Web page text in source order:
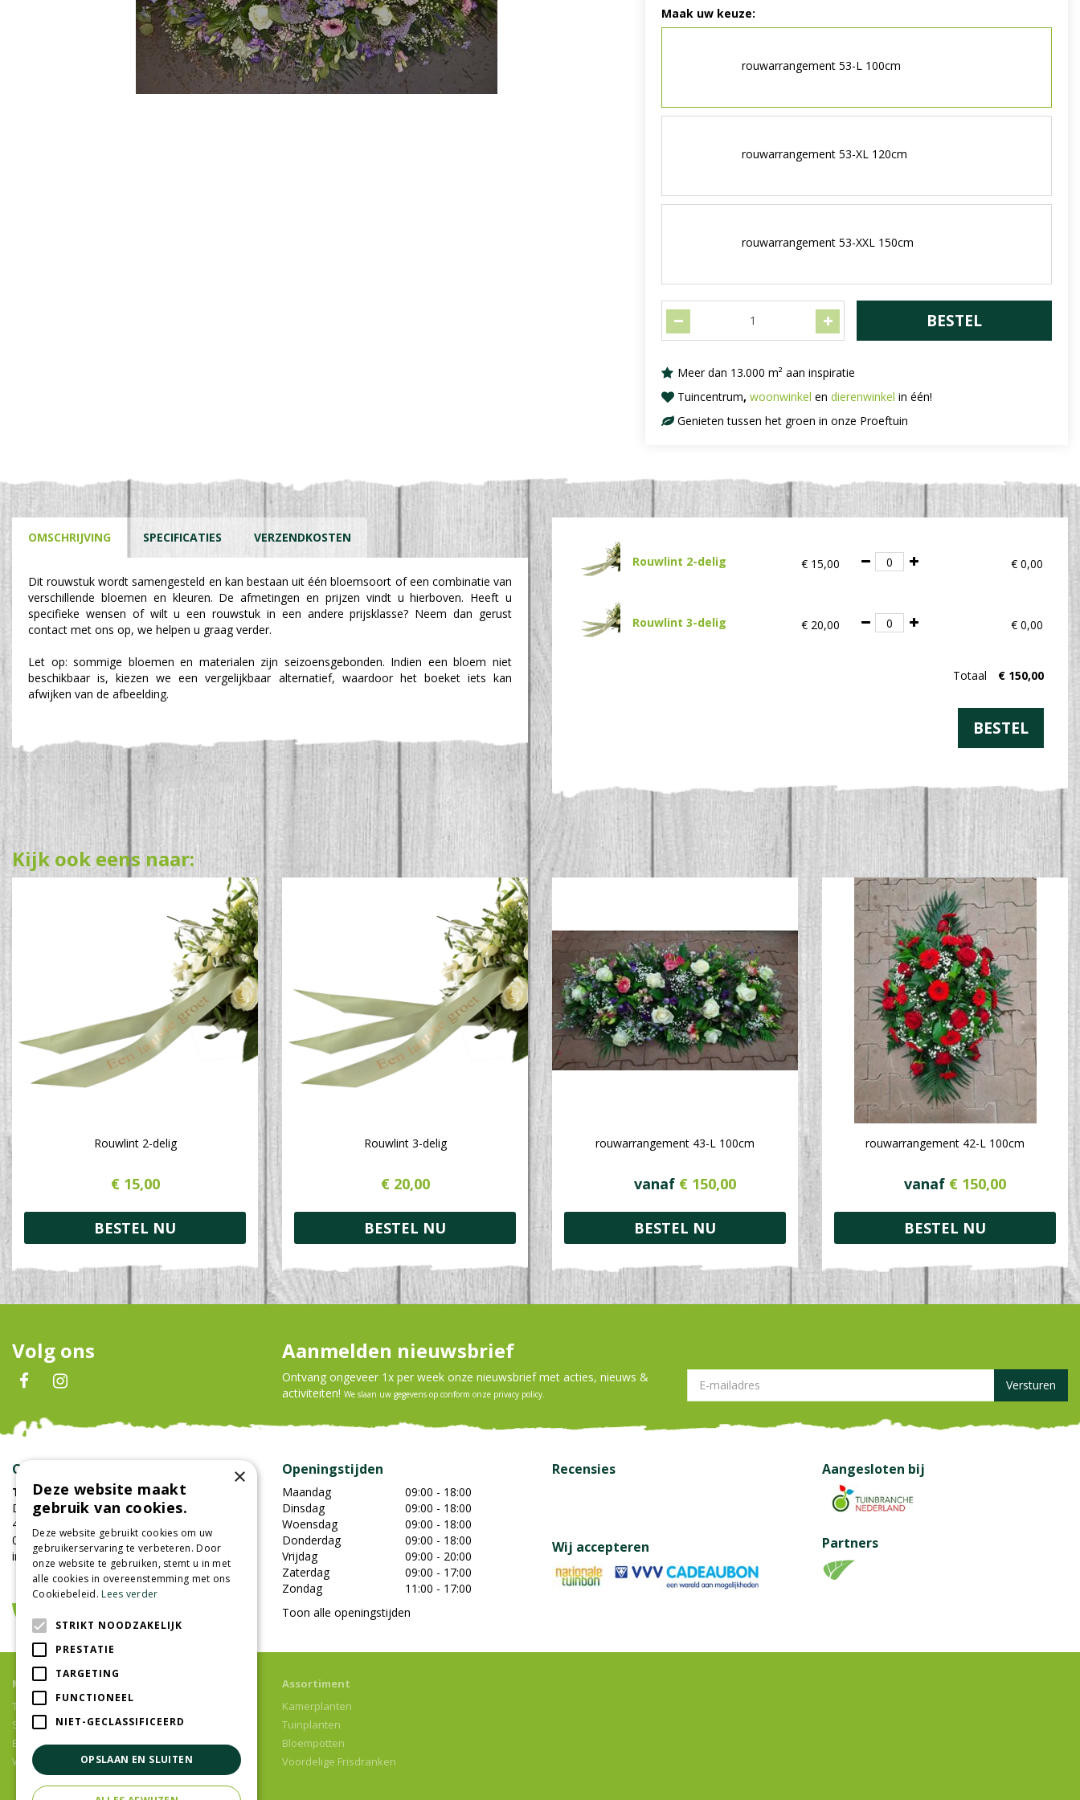
Maak uw keuze:
rouwarrangement 53-L 100cm
rouwarrangement 53-XL 120cm
rouwarrangement 53-XXL 150cm
Meer dan 13.000 m² aan inspiratie
Tuincentrum,woonwinkelendierenwinkel in één!
Genieten tussen het groen in onze Proeftuin
OMSCHRIJVING SPECIFICATIES VERZENDKOSTEN
Dit rouwstuk wordt samengesteld en kan bestaan uit één bloemsoort of een combinatie van
verschillende bloemen en kleuren. De afmetingen en prijzen vindt u hierboven. Heeft u
specifieke wensen of wilt u een rouwstuk in een andere prijsklasse? Neem dan gerust
contact met ons op, we helpen u graag verder.
Let op: sommige bloemen en materialen zijn seizoensgebonden. Indien een bloem niet
beschikbaar is, kiezen we een vergelijkbaar alternatief, waardoor het boeket iets kan
afwijken van de afbeelding.
Rouwlint 2-delig € 15,00 € 0,00
Rouwlint 3-delig € 20,00 € 0,00
Totaal € 150,00
Kijk ook eens naar:
Rouwlint 2-delig
€ 15,00
BESTEL NU
Rouwlint 3-delig
€ 20,00
BESTEL NU
rouwarrangement 43-L 100cm
vanaf € 150,00
BESTEL NU
rouwarrangement 42-L 100cm
vanaf € 150,00
BESTEL NU
Aanmelden nieuwsbrief
Ontvang ongeveer 1x per week onze nieuwsbrief met acties, nieuws &
activiteiten! We slaan uw gegevens op conform onze privacy policy.
Volg ons
Contact
Tuincentrum Oosterhout
Damweg 7
4905BS Oosterhout
0162-451852
info@tuincentrumoosterhout.nl
Openingstijden
Maandag
09:00 - 18:00
Dinsdag
09:00 - 18:00
Woensdag
09:00 - 18:00
Donderdag
09:00 - 18:00
Vrijdag
09:00 - 20:00
Zaterdag
09:00 - 17:00
Zondag
11:00 - 17:00
Toon alle openingstijden
Recensies Aangesloten bij
Partners
Wij accepteren
Meer informatie
Tuincentrum
Speelparadijs
Bloemenwinkel
Woonwinkel
Assortiment
Kamerplanten
Tuinplanten
Bloempotten
Voordelige Frisdranken
×
Deze website maakt
gebruik van cookies.
Deze website gebruikt cookies om uw
gebruikerservaring te verbeteren. Door
onze website te gebruiken, stemt u in met
alle cookies in overeenstemming met ons
Cookiebeleid.Lees verder
STRIKT NOODZAKELIJK
PRESTATIE
TARGETING
FUNCTIONEEL
NIET-GECLASSIFICEERD
OPSLAAN EN SLUITEN